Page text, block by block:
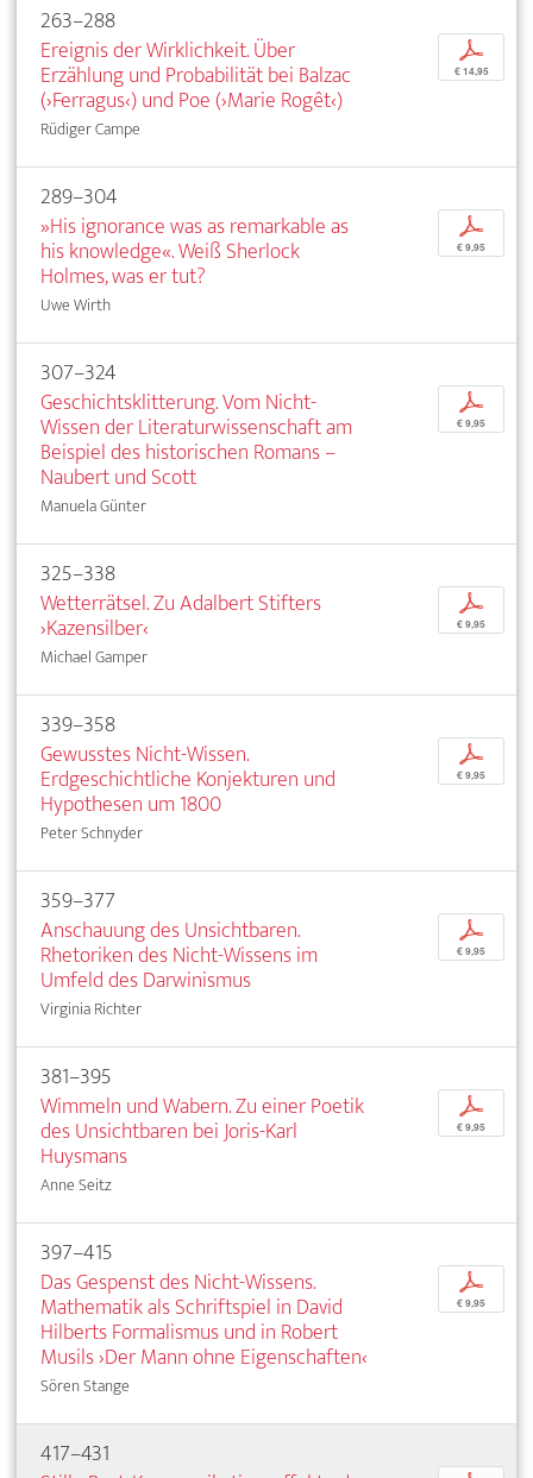
263–288
Ereignis der Wirklichkeit. Über
Erzählung und Probabilität bei Balzac
(›Ferragus‹) und Poe (›Marie Rogêt‹)
Rüdiger Campe
p
€ 14,95
289–304
»His ignorance was as remarkable as
his knowledge«. Weiß Sherlock
Holmes, was er tut?
Uwe Wirth
p
€ 9,95
307–324
Geschichtsklitterung. Vom Nicht-
Wissen der Literaturwissenschaft am
Beispiel des historischen Romans –
Naubert und Scott
Manuela Günter
p
€ 9,95
325–338
Wetterrätsel. Zu Adalbert Stifters
›Kazensilber‹
Michael Gamper
p
€ 9,95
339–358
Gewusstes Nicht-Wissen.
Erdgeschichtliche Konjekturen und
Hypothesen um 1800
Peter Schnyder
p
€ 9,95
359–377
Anschauung des Unsichtbaren.
Rhetoriken des Nicht-Wissens im
Umfeld des Darwinismus
Virginia Richter
p
€ 9,95
381–395
Wimmeln und Wabern. Zu einer Poetik
des Unsichtbaren bei Joris-Karl
Huysmans
Anne Seitz
p
€ 9,95
397–415
Das Gespenst des Nicht-Wissens.
Mathematik als Schriftspiel in David
Hilberts Formalismus und in Robert
Musils ›Der Mann ohne Eigenschaften‹
Sören Stange
p
€ 9,95
417–431